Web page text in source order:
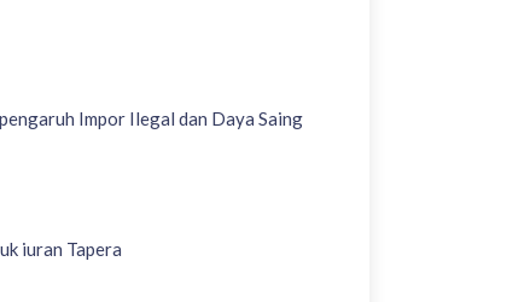
Impor Ilegal dan Daya Saing
iuran Tapera